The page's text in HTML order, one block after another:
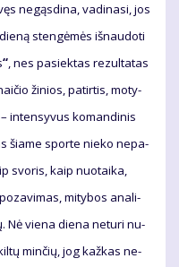
ne­gąs­di­na, va­di­na­si, jos
sten­gė­mės iš­nau­do­ti
“, nes pa­siek­tas re­zul­ta­tas
ži­nios, pa­tir­tis, mo­ty­
in­ten­sy­vus ko­man­di­nis
šia­me spor­te nie­ko ne­pa­
svo­ris, kaip nuo­tai­ka,
mi­ty­bos ana­li­
Nė vie­na die­na ne­tu­ri nu­
min­čių, jog kaž­kas ne­